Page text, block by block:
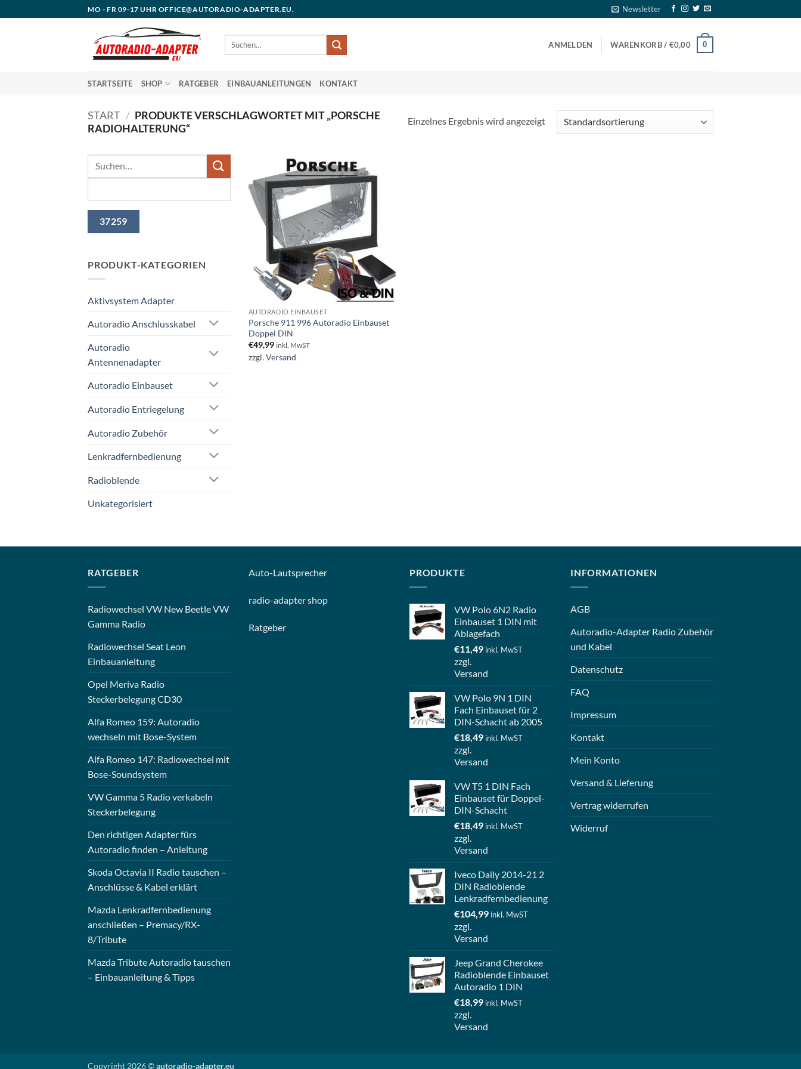
Inhalt
MO - FR 09-17 UHR OFFICE@AUTORADIO-ADAPTER.EU. Newsletter
Suchen
ANMELDEN WARENKORB / €0,00 0
STARTSEITE SHOP RATGEBER EINBAUANLEITUNGEN KONTAKT
START / PRODUKTE VERSCHLAGWORTET MIT „PORSCHE
RADIOHALTERUNG“
Einzelnes Ergebnis wird angezeigt
PRODUKT-KATEGORIEN
Aktivsystem Adapter
Autoradio Anschlusskabel
Autoradio
Antennenadapter
Autoradio Einbauset
Autoradio Entriegelung
Autoradio Zubehör
Lenkradfernbedienung
Radioblende
Unkategorisiert
AUTORADIO EINBAUSET
Porsche 911 996 Autoradio Einbauset
Doppel DIN
€49,99 inkl. MwST
zzgl.Versand
RATGEBER
Radiowechsel VW New Beetle VW
Gamma Radio
Radiowechsel Seat Leon
Einbauanleitung
Opel Meriva Radio
Steckerbelegung CD30
Alfa Romeo 159: Autoradio
wechseln mit Bose-System
Alfa Romeo 147: Radiowechsel mit
Bose-Soundsystem
VW Gamma 5 Radio verkabeln
Steckerbelegung
Den richtigen Adapter fürs
Autoradio finden – Anleitung
Skoda Octavia II Radio tauschen –
Anschlüsse & Kabel erklärt
Mazda Lenkradfernbedienung
anschließen – Premacy/RX-
8/Tribute
Mazda Tribute Autoradio tauschen
– Einbauanleitung & Tipps
Auto-Lautsprecher
radio-adapter shop
Ratgeber
PRODUKTE
VW Polo 6N2 Radio
Einbauset 1 DIN mit
Ablagefach
€11,49 inkl. MwST
zzgl.
Versand
VW Polo 9N 1 DIN
Fach Einbauset für 2
DIN-Schacht ab 2005
€18,49 inkl. MwST
zzgl.
Versand
VW T5 1 DIN Fach
Einbauset für Doppel-
DIN-Schacht
€18,49 inkl. MwST
zzgl.
Versand
Iveco Daily 2014-21 2
DIN Radioblende
Lenkradfernbedienung
€104,99 inkl. MwST
zzgl.
Versand
Jeep Grand Cherokee
Radioblende Einbauset
Autoradio 1 DIN
€18,99 inkl. MwST
zzgl.
Versand
INFORMATIONEN
AGB
Autoradio-Adapter Radio Zubehör
und Kabel
Datenschutz
FAQ
Impressum
Kontakt
Mein Konto
Versand & Lieferung
Vertrag widerrufen
Widerruf
Copyright 2026 ©autoradio-adapter.eu